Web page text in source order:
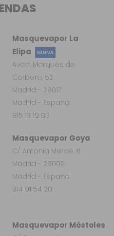
Masquevapor Móstoles
Masquevapor Goya
C/ Antonia Mercé, 8
Madrid - 28009
Madrid - España
914 91 54 20
Masquevapor La
Elipa
NUEVA
Avda. Marqués de
Corbera, 52
Madrid - 28017
Madrid - España
915 13 19 03